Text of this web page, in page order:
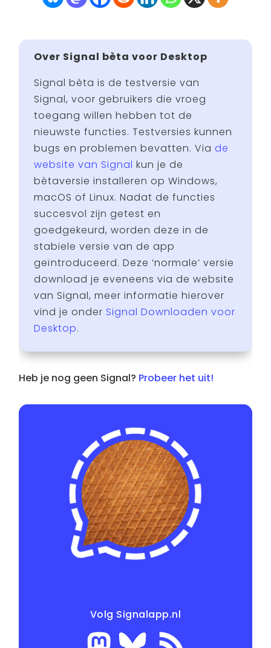
Over Signal bèta voor Desktop
Signal bèta is de testversie van
Signal, voor gebruikers die vroeg
toegang willen hebben tot de
nieuwste functies. Testversies kunnen
bugs en problemen bevatten. Via de
website van Signal kun je de
bètaversie installeren op Windows,
macOS of Linux. Nadat de functies
succesvol zijn getest en
goedgekeurd, worden deze in de
stabiele versie van de app
geïntroduceerd. Deze ‘normale’ versie
download je eveneens via de website
van Signal, meer informatie hierover
vind je onder Signal Downloaden voor
Desktop.
Heb je nog geen Signal? Probeer het uit!
Volg Signalapp.nl